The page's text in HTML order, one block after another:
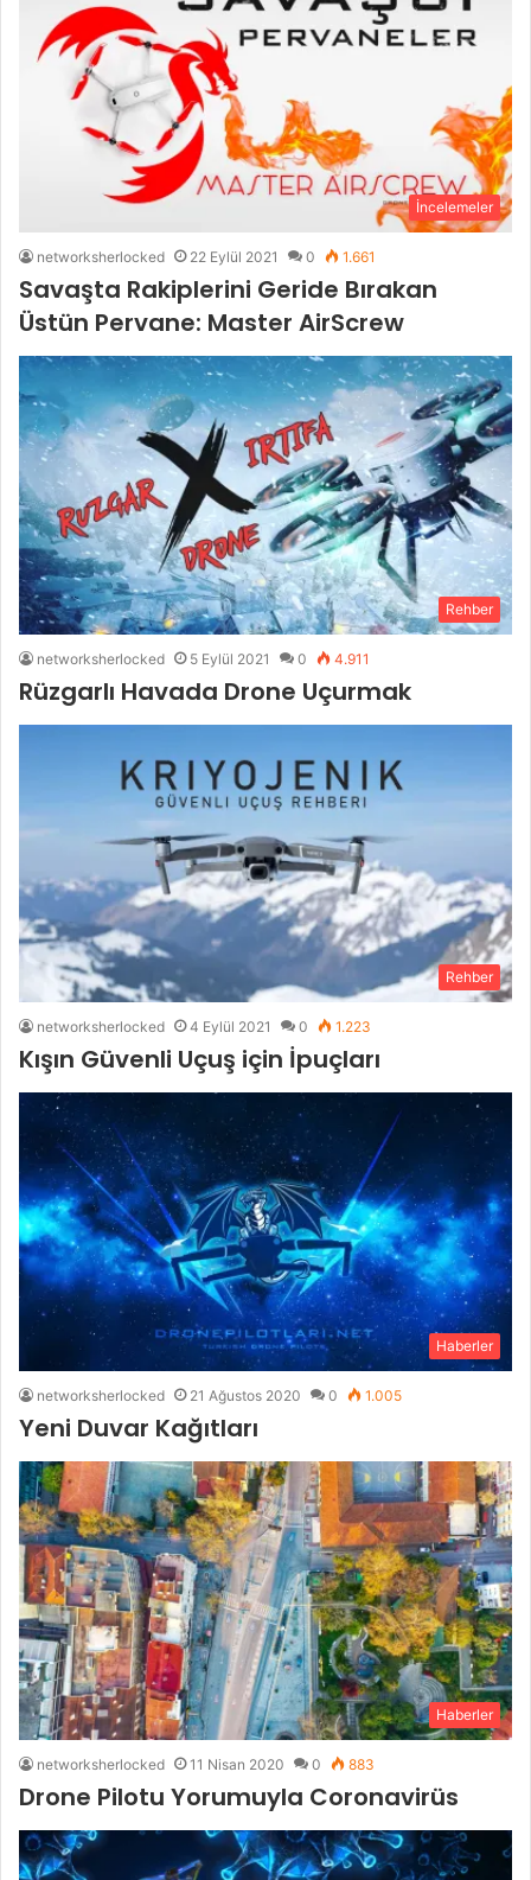
İncelemeler
networksherlocked 22 Eylül 2021 0 1.661
Savaşta Rakiplerini Geride Bırakan
Üstün Pervane: Master AirScrew
Rehber
networksherlocked 5 Eylül 2021 0 4.911
Rüzgarlı Havada Drone Uçurmak
Rehber
networksherlocked 4 Eylül 2021 0 1.223
Kışın Güvenli Uçuş için İpuçları
Haberler
networksherlocked 21 Ağustos 2020 0 1.005
Yeni Duvar Kağıtları
Haberler
networksherlocked 11 Nisan 2020 0 883
Drone Pilotu Yorumuyla Coronavirüs